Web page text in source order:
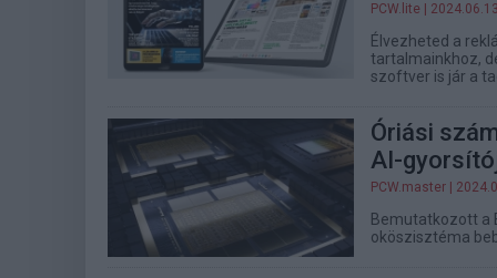
PCW.lite |
Élvezheted a
tartalmainkhoz,
szoftver is jár a
Óriási
AI-
PCW.master |
Bemutatkozott a
oköszisztéma